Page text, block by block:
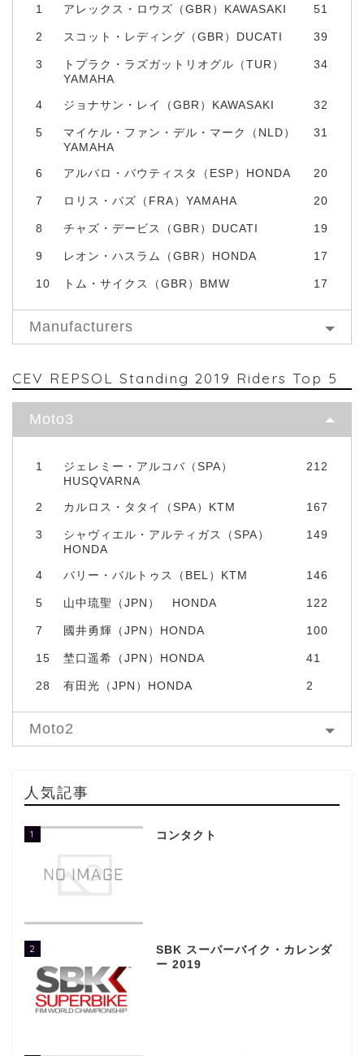
1 アレックス・ロウズ（GBR）KAWASAKI 51
2 スコット・レディング（GBR）DUCATI 39
3
トプラク・ラズガットリオグル（TUR）
YAMAHA
34
4 ジョナサン・レイ（GBR）KAWASAKI 32
5
マイケル・ファン・デル・マーク（NLD）
YAMAHA
31
6 アルバロ・バウティスタ（ESP）HONDA 20
7 ロリス・バズ（FRA）YAMAHA 20
8 チャズ・デービス（GBR）DUCATI 19
9 レオン・ハスラム（GBR）HONDA 17
10 トム・サイクス（GBR）BMW 17
Manufacturers
CEV REPSOL Standing 2019 Riders Top 5
Moto3
1
ジェレミー・アルコバ（SPA）
HUSQVARNA
212
2 カルロス・タタイ（SPA）KTM 167
3
シャヴィエル・アルティガス（SPA）
HONDA
149
4 バリー・バルトゥス（BEL）KTM 146
5 山中琉聖（JPN） HONDA 122
7 國井勇輝（JPN）HONDA 100
15 埜口遥希（JPN）HONDA 41
28 有田光（JPN）HONDA 2
Moto2
人気記事
1 コンタクト
2
SBK スーパーバイク・カレンダ
ー 2019